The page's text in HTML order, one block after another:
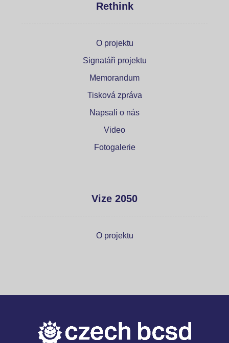
Rethink
O projektu
Signatáři projektu
Memorandum
Tisková zpráva
Napsali o nás
Video
Fotogalerie
Vize 2050
O projektu